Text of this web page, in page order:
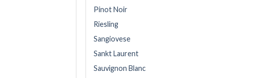
Pinot Noir
Riesling
Sangiovese
Sankt Laurent
Sauvignon Blanc